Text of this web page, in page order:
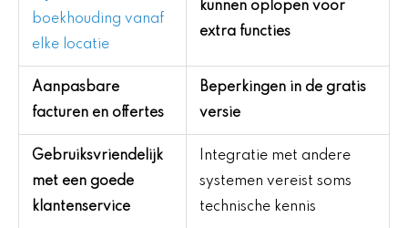
boekhouding vanaf
elke locatie
kunnen oplopen voor
extra functies
Aanpasbare
facturen en offertes
Beperkingen in de gratis
versie
Gebruiksvriendelijk
met een goede
klantenservice
Integratie met andere
systemen vereist soms
technische kennis